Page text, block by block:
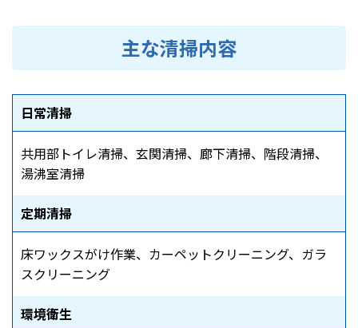
主な清掃内容
日常清掃
共用部トイレ清掃、玄関清掃、廊下清掃、階段清掃、
湯沸室清掃
定期清掃
床ワックスがけ作業、カーペットクリーニング、ガラ
スクリーニング
環境衛生